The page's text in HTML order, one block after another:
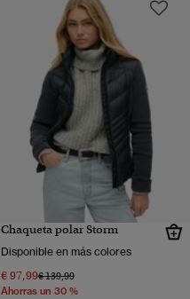
Chaqueta polar Storm
Disponible en más colores
€ 97,99Precio rebajado de
€ 139,99a
Ahorras un 30 %